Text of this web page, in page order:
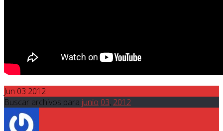
Jun 03 2012
Buscar archivos para junio 03, 2012